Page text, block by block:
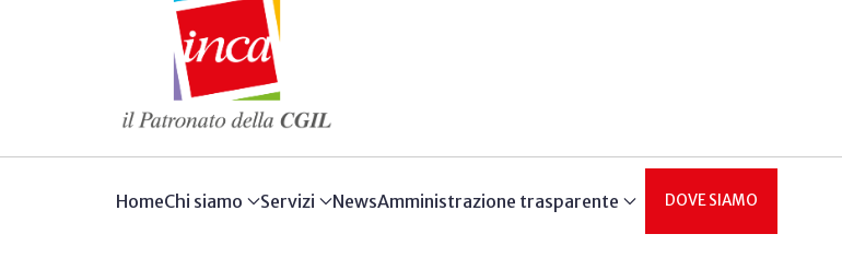
HomeChi siamo Servizi NewsAmministrazione trasparente DOVE SIAMO